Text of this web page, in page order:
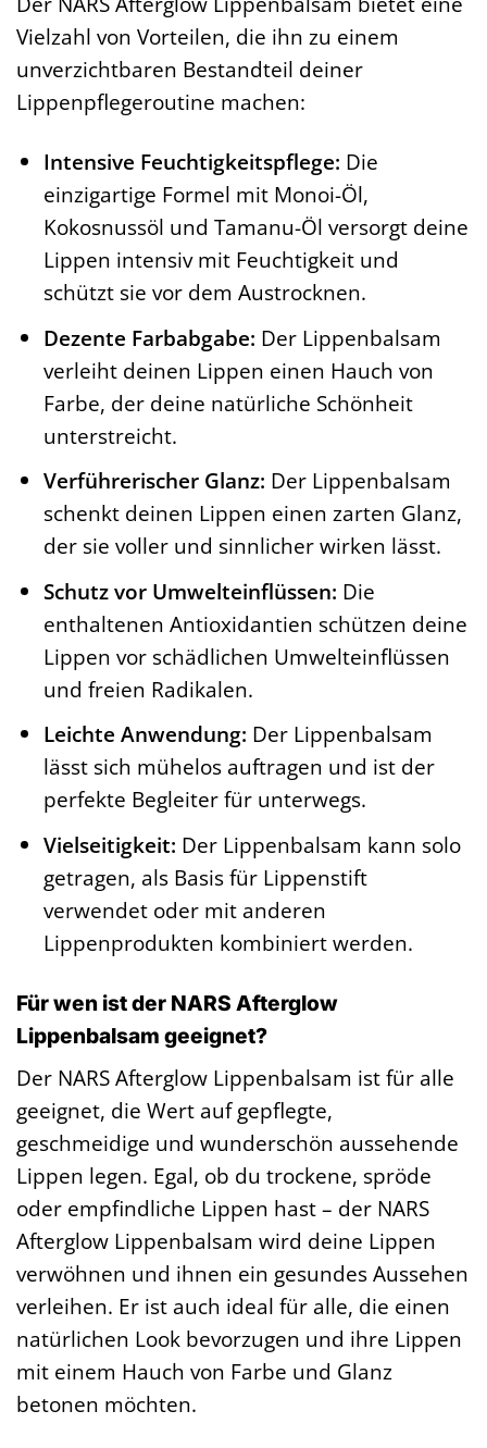
Vielzahl von Vorteilen, die ihn zu einem
unverzichtbaren Bestandteil deiner
Lippenpflegeroutine machen:
Intensive Feuchtigkeitspflege: Die
einzigartige Formel mit Monoi-Öl,
Kokosnussöl und Tamanu-Öl versorgt deine
Lippen intensiv mit Feuchtigkeit und
schützt sie vor dem Austrocknen.
Dezente Farbabgabe: Der Lippenbalsam
verleiht deinen Lippen einen Hauch von
Farbe, der deine natürliche Schönheit
unterstreicht.
Verführerischer Glanz: Der Lippenbalsam
schenkt deinen Lippen einen zarten Glanz,
der sie voller und sinnlicher wirken lässt.
Schutz vor Umwelteinflüssen: Die
enthaltenen Antioxidantien schützen deine
Lippen vor schädlichen Umwelteinflüssen
und freien Radikalen.
Leichte Anwendung: Der Lippenbalsam
lässt sich mühelos auftragen und ist der
perfekte Begleiter für unterwegs.
Vielseitigkeit: Der Lippenbalsam kann solo
getragen, als Basis für Lippenstift
verwendet oder mit anderen
Lippenprodukten kombiniert werden.
Für wen ist der NARS Afterglow
Lippenbalsam geeignet?
Der NARS Afterglow Lippenbalsam ist für alle
geeignet, die Wert auf gepflegte,
geschmeidige und wunderschön aussehende
Lippen legen. Egal, ob du trockene, spröde
oder empfindliche Lippen hast – der NARS
Afterglow Lippenbalsam wird deine Lippen
verwöhnen und ihnen ein gesundes Aussehen
verleihen. Er ist auch ideal für alle, die einen
natürlichen Look bevorzugen und ihre Lippen
mit einem Hauch von Farbe und Glanz
betonen möchten.